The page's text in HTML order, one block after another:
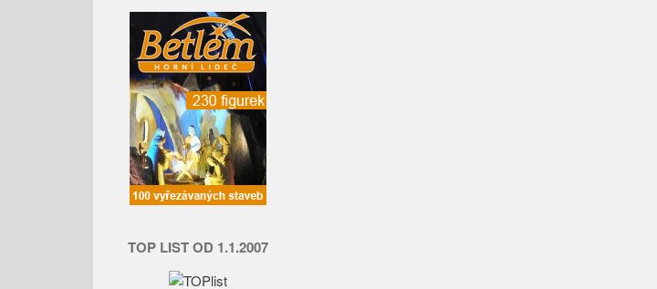
TOP LIST OD 1.1.2007